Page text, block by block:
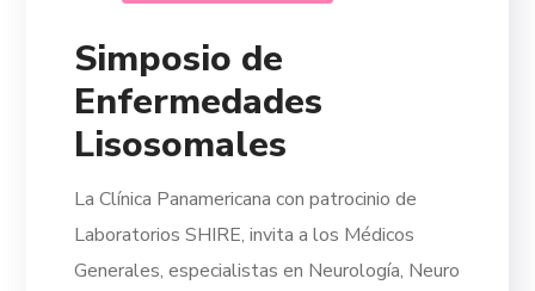
Simposio de
Enfermedades
Lisosomales
La Clínica Panamericana con patrocinio de
Laboratorios SHIRE, invita a los Médicos
Generales, especialistas en Neurología, Neuro